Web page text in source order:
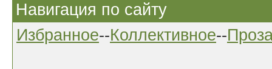
Навигация по сайту
Избранное--Коллективное--